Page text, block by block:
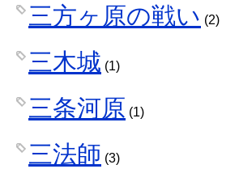
三方ヶ原の戦い (2)
三木城 (1)
三条河原 (1)
三法師 (3)